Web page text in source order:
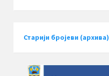
Старији бројеви (архива)